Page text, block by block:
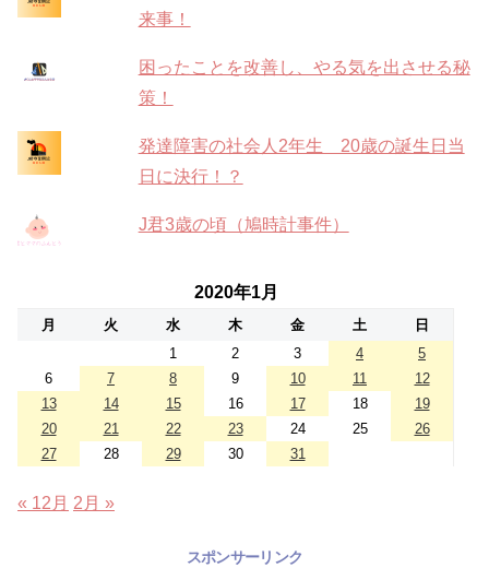
来事！
困ったことを改善し、やる気を出させる秘
策！
発達障害の社会人2年生 20歳の誕生日当
日に決行！？
J君3歳の頃（鳩時計事件）
2020年1月
月 火 水 木 金 土
日
1
2 3 4
5
6
7 8 9 10 11
12
13
14 15 16 17 18
19
20
21 22 23 24 25
26
27
28 29 30 31
« 12月 2月 »
スポンサーリンク